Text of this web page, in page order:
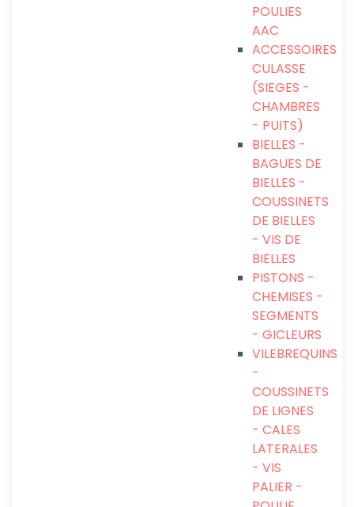
POULIES
AAC
ACCESSOIRES
CULASSE
(SIEGES -
CHAMBRES
- PUITS)
BIELLES -
BAGUES DE
BIELLES -
COUSSINETS
DE BIELLES
- VIS DE
BIELLES
PISTONS -
CHEMISES -
SEGMENTS
- GICLEURS
VILEBREQUINS
-
COUSSINETS
DE LIGNES
- CALES
LATERALES
- VIS
PALIER -